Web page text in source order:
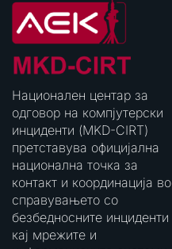
Национален центар за
одговор на компјутерски
инциденти (MKD-CIRT)
претставува официјална
национална точка за
контакт и координација во
справувањето со
безбедносните инциденти
кај мрежите и